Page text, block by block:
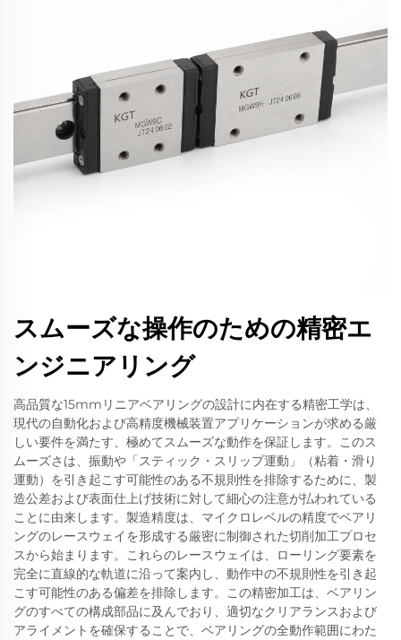
スムーズな操作のための精密エ
ンジニアリング
高品質な15mmリニアベアリングの設計に内在する精密工学は、
現代の自動化および高精度機械装置アプリケーションが求める厳
しい要件を満たす、極めてスムーズな動作を保証します。このス
ムーズさは、振動や「スティック・スリップ運動」（粘着・滑り
運動）を引き起こす可能性のある不規則性を排除するために、製
造公差および表面仕上げ技術に対して細心の注意が払われている
ことに由来します。製造精度は、マイクロレベルの精度でベアリ
ングのレースウェイを形成する厳密に制御された切削加工プロセ
スから始まります。これらのレースウェイは、ローリング要素を
完全に直線的な軌道に沿って案内し、動作中の不規則性を引き起
こす可能性のある偏差を排除します。この精密加工は、ベアリン
グのすべての構成部品に及んでおり、適切なクリアランスおよび
アライメントを確保することで、ベアリングの全動作範囲にわた